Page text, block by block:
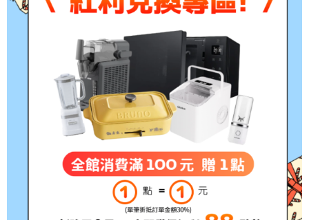
CANON CRG-054HC CRG-
054HM CRG-054HY CRG-
054HBK 原廠高容量碳粉匣
適用 MF642cdw
15,150
CANON 原廠碳粉匣(2黑3彩
超值組) CRG-418C CRG-
418M CRG-418Y CRG-
418BK 原廠碳粉匣 適用
MF8350Cdn、
MF8360Cdn、
MF8580Cdw、MF729Cdw